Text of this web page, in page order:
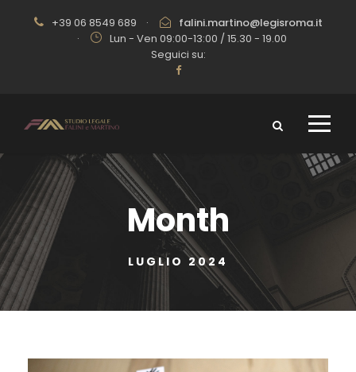
+39 06 8549 689 ·
falini.martino@legisroma.it
·
Lun - Ven 09:00-13:00 / 15.30 - 19.00
Seguici su:
Month
LUGLIO 2024